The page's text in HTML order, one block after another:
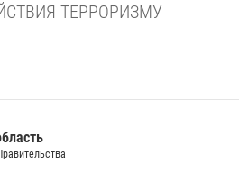
ТЕРРОРИЗМУ